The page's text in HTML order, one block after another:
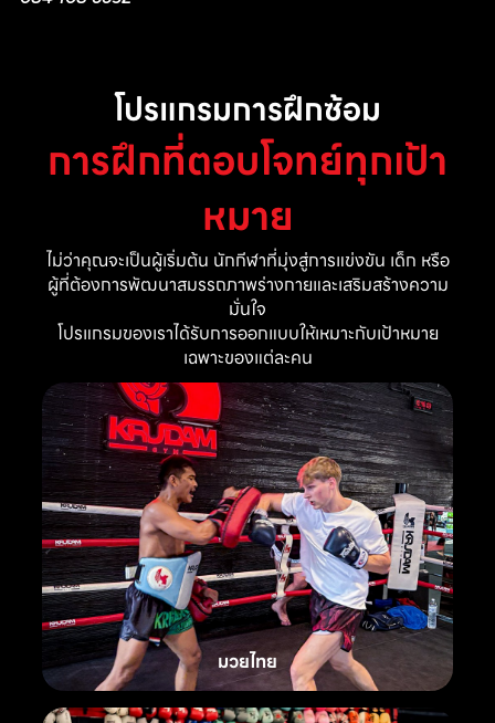
โปรแกรมการฝึกซ้อม
การฝึกที่ตอบโจทย์ทุกเป้า
หมาย
ไม่ว่าคุณจะเป็นผู้เริ่มต้น นักกีฬาที่มุ่งสู่การแข่งขัน เด็ก หรือ
ผู้ที่ต้องการพัฒนาสมรรถภาพร่างกายและเสริมสร้างความ
มั่นใจ
โปรแกรมของเราได้รับการออกแบบให้เหมาะกับเป้าหมาย
เฉพาะของแต่ละคน
มวยไทย